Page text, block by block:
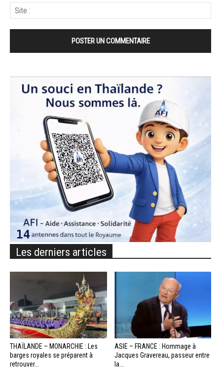
Les derniers articles
THAÏLANDE – MONARCHIE : Les
barges royales se préparent à
retrouver...
ASIE – FRANCE : Hommage à
Jacques Gravereau, passeur entre
la...